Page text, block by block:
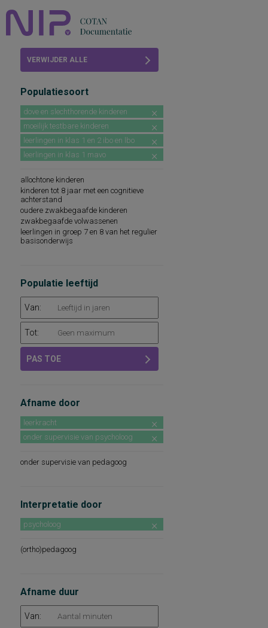
Abonneren
FAQ
VERWIJDER ALLE
Populatiesoort
dove en slechthorende kinderen
moeilijk testbare kinderen
leerlingen in klas 1 en 2 ibo en lbo
leerlingen in klas 1 mavo
allochtone kinderen
kinderen tot 8 jaar met een cognitieve
achterstand
oudere zwakbegaafde kinderen
zwakbegaafde volwassenen
leerlingen in groep 7 en 8 van het regulier
basisonderwijs
Populatie leeftijd
Van:
Tot:
PAS TOE
Afname door
leerkracht
onder supervisie van psycholoog
onder supervisie van pedagoog
Interpretatie door
psycholoog
(ortho)pedagoog
Afname duur
Van: